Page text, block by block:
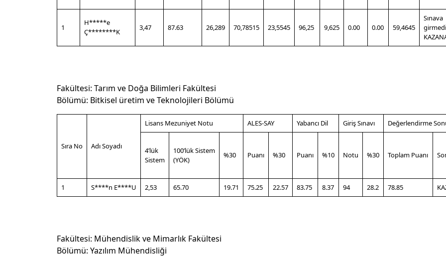
1
H*****e
Ç********K
3,47 87.63 26,289 70,78515 23,5545 96,25 9,625 0.00 0.00 59,4645
Sınava
Fakültesi: Tarım ve Doğa Bilimleri Fakültesi
Bölümü: Bitkisel üretim ve Teknolojileri Bölümü
Sıra No Adı Soyadı
Lisans Mezuniyet Notu ALES-SAY Yabancı Dil Giriş Sınavı Değerlendirme
4’lük
Sistem
100’lük Sistem
(YÖK)
%30 Puanı %30 Puanı %10 Notu %30 Toplam Puanı
1 S****n E****U 2,53 65.70 19.71 75.25 22.57 83.75 8.37 94 28.2 78.85
Fakültesi: Mühendislik ve Mimarlık Fakültesi
Bölümü: Yazılım Mühendisliği